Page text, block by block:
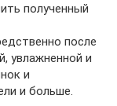
полученный
после
увлажненной и
и
и больше.